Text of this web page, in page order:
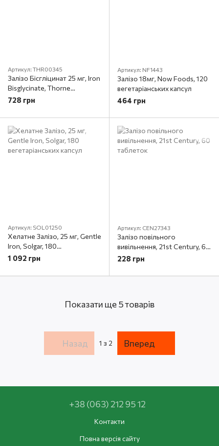
Артикул: THR00345
Залізо Бісгліцинат 25 мг, Iron
Bisglycinate, Thorne
Research, 60 капсул
728 грн
Артикул: NF1443
Залізо 18мг, Now Foods, 120
вегетаріанських капсул
464 грн
Артикул: SOL01250
Хелатне Залізо, 25 мг, Gentle
Iron, Solgar, 180
вегетаріанських капсул
1 092 грн
Артикул: CEN27343
Залізо повільного
вивільнення, 21st Century, 60
таблеток
228 грн
Показати ще 5 товарів
Назад 1 з 2 Вперед
+38 (063) 212 95 12
Контакти
Повна версія сайту